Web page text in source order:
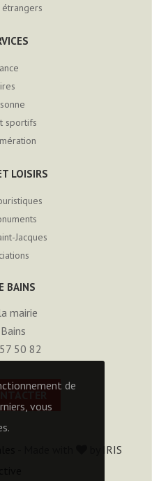
sportifs
LOISIRS
Jacques
BAINS
mairie
Bains
50 82
IRIS
de
vous